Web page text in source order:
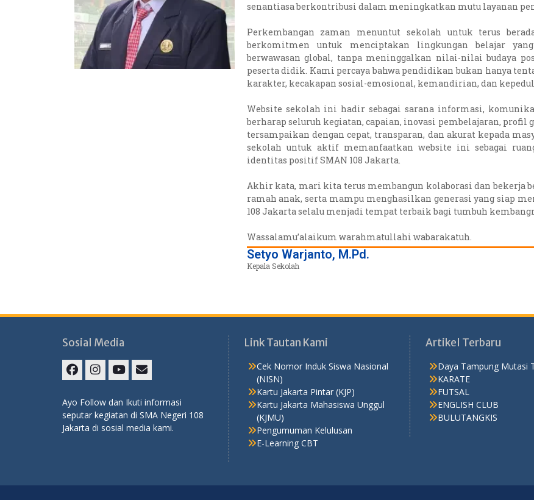
senantiasa berkontribusi dalam meningkatkan mutu layanan
Perkembangan zaman menuntut sekolah untuk terus
berkomitmen untuk menciptakan lingkungan belajar
berwawasan global, tanpa meninggalkan nilai-nilai budaya
peserta didik. Kami percaya bahwa pendidikan bukan hanya
karakter, kecakapan sosial-emosional, kemandirian, dan
Website sekolah ini hadir sebagai sarana informasi,
berharap seluruh kegiatan, capaian, inovasi pembelajaran, profil
tersampaikan dengan cepat, transparan, dan akurat kepada
sekolah untuk aktif memanfaatkan website ini sebagai
identitas positif SMAN 108 Jakarta.
Akhir kata, mari kita terus membangun kolaborasi dan bekerja
ramah anak, serta mampu menghasilkan generasi yang siap
108 Jakarta selalu menjadi tempat terbaik bagi tumbuh
Wassalamu’alaikum warahmatullahi wabarakatuh.
Setyo Warjanto, M.Pd.
Kepala Sekolah
Sosial Media
Ayo Follow dan Ikuti informasi
seputar kegiatan di SMA Negeri 108
Jakarta di sosial media kami.
Link Tautan Kami
Cek Nomor Induk Siswa Nasional
(NISN)
Kartu Jakarta Pintar (KJP)
Kartu Jakarta Mahasiswa Unggul
(KJMU)
Pengumuman Kelulusan
E-Learning CBT
Artikel Terbaru
Daya Tampung Mutasi
KARATE
FUTSAL
ENGLISH CLUB
BULUTANGKIS